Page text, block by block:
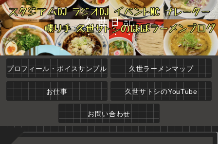
久世日記
プロフィール・ボイスサンプル 久世ラーメンマップ
お仕事 久世サトシのYouTube
お問い合わせ